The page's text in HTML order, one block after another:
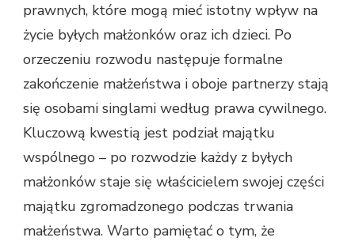
prawnych, które mogą mieć istotny wpływ na
życie byłych małżonków oraz ich dzieci. Po
orzeczeniu rozwodu następuje formalne
zakończenie małżeństwa i oboje partnerzy stają
się osobami singlami według prawa cywilnego.
Kluczową kwestią jest podział majątku
wspólnego – po rozwodzie każdy z byłych
małżonków staje się właścicielem swojej części
majątku zgromadzonego podczas trwania
małżeństwa. Warto pamiętać o tym, że